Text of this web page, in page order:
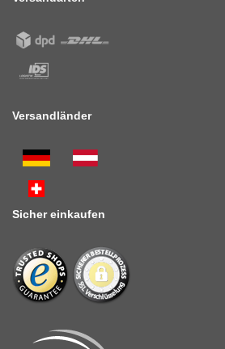
Versandländer
Sicher einkaufen